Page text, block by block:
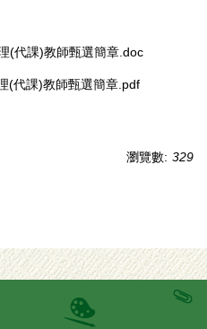
(代課)教師甄選簡章.doc
(代課)教師甄選簡章.pdf
瀏覽數: 329